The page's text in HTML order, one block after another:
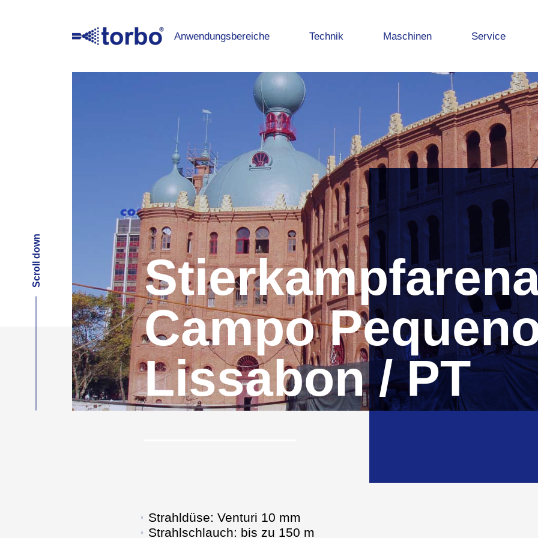
Anwendungsbereiche Technik Maschinen Service
Campo
Lissabon / PT
Scroll down
Strahldüse: Venturi 10 mm
Strahlschlauch: bis zu 150 m